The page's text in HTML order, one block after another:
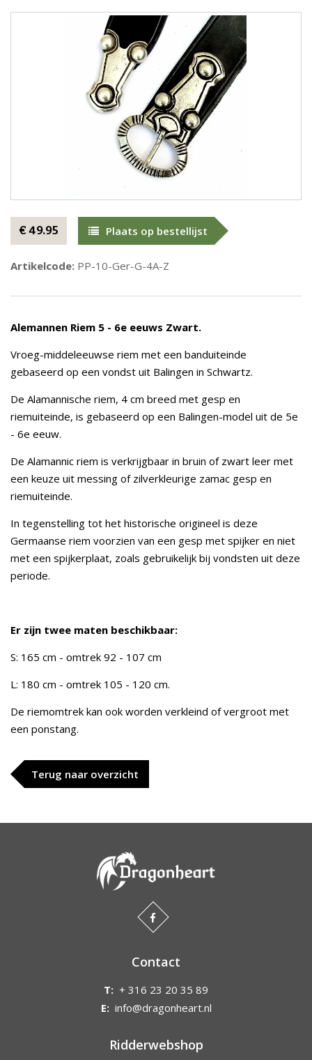
€ 49.95 Plaats op bestellijst
Artikelcode: PP-10-Ger-G-4A-Z
Alemannen Riem 5 - 6e eeuws Zwart.
Vroeg-middeleeuwse riem met een banduiteinde
gebaseerd op een vondst uit Balingen in Schwartz.
De Alamannische riem, 4 cm breed met gesp en
riemuiteinde, is gebaseerd op een Balingen-model uit de 5e
- 6e eeuw.
De Alamannic riem is verkrijgbaar in bruin of zwart leer met
een keuze uit messing of zilverkleurige zamac gesp en
riemuiteinde.
In tegenstelling tot het historische origineel is deze
Germaanse riem voorzien van een gesp met spijker en niet
met een spijkerplaat, zoals gebruikelijk bij vondsten uit deze
periode.
Er zijn twee maten beschikbaar:
S: 165 cm - omtrek 92 - 107 cm
L: 180 cm - omtrek 105 - 120 cm.
De riemomtrek kan ook worden verkleind of vergroot met
een ponstang.
Terug naar overzicht
Contact
T: + 316 23 20 35 89
E: info@dragonheart.nl
Ridderwebshop